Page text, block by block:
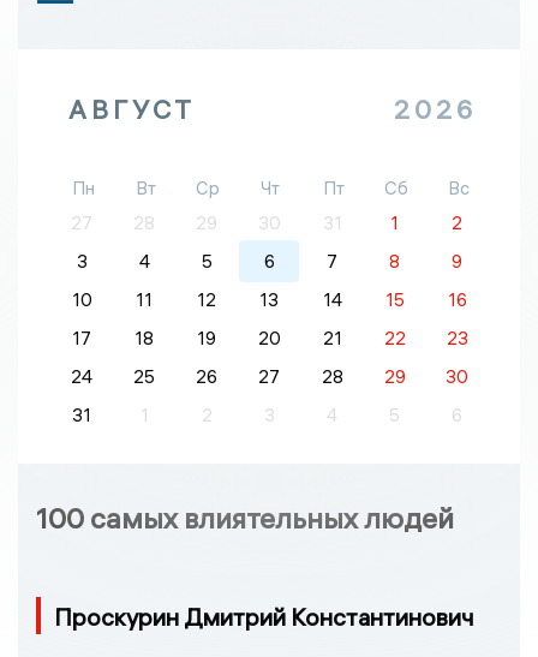
АВГУСТ 2026
Пн Вт Ср Чт Пт Сб
Вс
27
28 29 30 31 1
2
3
4 5 6 7 8
9
10
11 12 13 14 15
16
17
18 19 20 21 22
23
24
25 26 27 28 29
30
31
1 2 3 4 5 6
100 самых влиятельных людей
Проскурин Дмитрий Константинович